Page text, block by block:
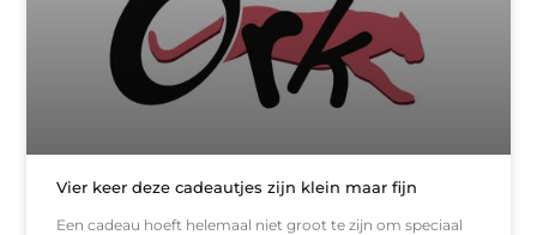
Vier keer deze cadeautjes zijn klein maar fijn
Een cadeau hoeft helemaal niet groot te zijn om speciaal